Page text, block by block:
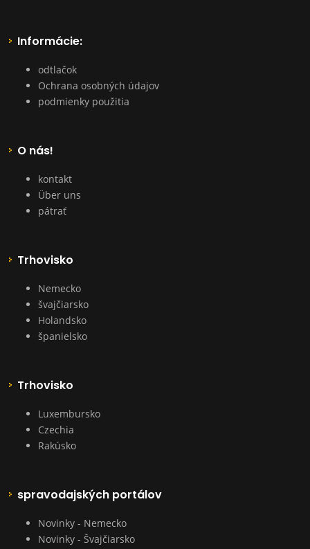
Informácie:
odtlačok
Ochrana osobných údajov
podmienky použitia
O nás!
kontakt
Über uns
pátrať
Trhovisko
Nemecko
švajčiarsko
Holandsko
španielsko
Trhovisko
Luxembursko
Czechia
Rakúsko
spravodajských portálov
Novinky - Nemecko
Novinky - Švajčiarsko